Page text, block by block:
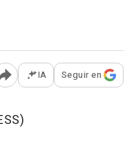
Abrir opciones para
IA Seguir en